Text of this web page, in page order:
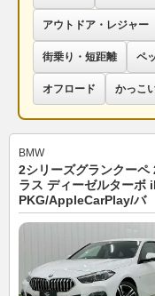
アウトドア・レジャー
街乗り・短距離 ペ
オフロード かっこ
BMW
2シリーズグランクー
ラス ディーゼルターボ
PKG/AppleCarPlay/バ